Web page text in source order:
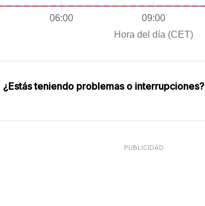
¿Estás teniendo problemas o interrupciones?
PUBLICIDAD